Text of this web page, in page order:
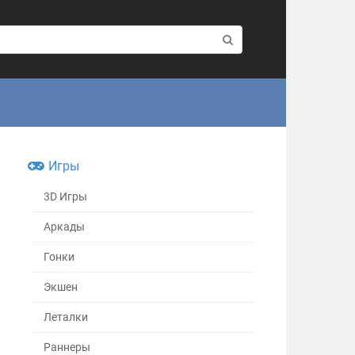
Игры
3D Игры
Аркады
Гонки
Экшен
Леталки
Раннеры